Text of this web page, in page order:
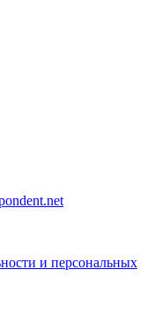
и персональных